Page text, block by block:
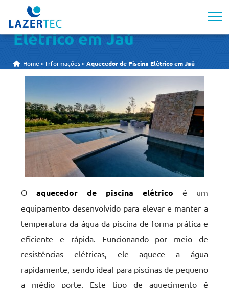
Aquecedor de Piscina
Elétrico em Jaú
Home » Informações »Aquecedor de Piscina Elétrico em Jaú
Oaquecedor de piscina elétrico é um
equipamento desenvolvido para elevar e manter a
temperatura da água da piscina de forma prática e
eficiente e rápida. Funcionando por meio de
resistências elétricas, ele aquece a água
rapidamente, sendo ideal para piscinas de pequeno
a médio porte. Este tipo de aquecimento é